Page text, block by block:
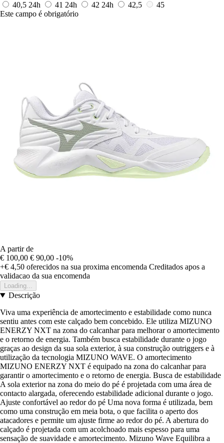
40,5 24h 41 24h 42 24h 42,5
45
Este campo é obrigatório
A partir de
€ 100,00 € 90,00 -10%
+€ 4,50 oferecidos na sua proxima encomenda Creditados apos a
validacao da sua encomenda
Loading...
Descrição
Viva uma experiência de amortecimento e estabilidade como nunca
sentiu antes com este calçado bem concebido. Ele utiliza MIZUNO
ENERZY NXT na zona do calcanhar para melhorar o amortecimento
e o retorno de energia. Também busca estabilidade durante o jogo
graças ao design da sua sola exterior, à sua construção outriggers e à
utilização da tecnologia MIZUNO WAVE. O amortecimento
MIZUNO ENERZY NXT é equipado na zona do calcanhar para
garantir o amortecimento e o retorno de energia. Busca de estabilidade
A sola exterior na zona do meio do pé é projetada com uma área de
contacto alargada, oferecendo estabilidade adicional durante o jogo.
Ajuste confortável ao redor do pé Uma nova forma é utilizada, bem
como uma construção em meia bota, o que facilita o aperto dos
atacadores e permite um ajuste firme ao redor do pé. A abertura do
calçado é projetada com um acolchoado mais espesso para uma
sensação de suavidade e amortecimento. Mizuno Wave Equilibra a